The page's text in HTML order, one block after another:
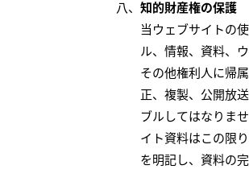
知的財産権の保護
当ウェブサイトの
ル、情報、資料、
その他権利人に帰
正、複製、公開放
ブルしてはなりま
イト資料はこの限
を明記し、資料の